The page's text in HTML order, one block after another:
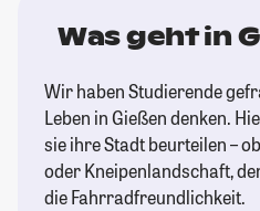
Was geht in
Wir haben Studierende
Leben in Gießen denken.
sie ihre Stadt beurteilen –
oder Kneipenlandschaft,
die Fahrradfreundlichkeit.